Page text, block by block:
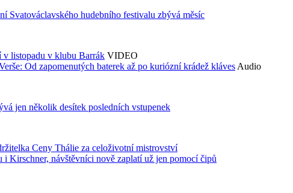
Svatováclavského hudebního festivalu zbývá měsíc
v listopadu v klubu Barrák VIDEO
Od zapomenutých baterek až po kuriózní krádež kláves Audio
jen několik desítek posledních vstupenek
Ceny Thálie za celoživotní mistrovství
Kirschner, návštěvníci nově zaplatí už jen pomocí čipů